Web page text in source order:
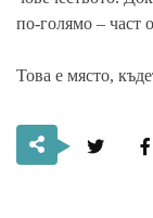
по-голямо – част
Това е място,